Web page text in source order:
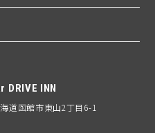
DRIVE INN
道函館市東山2丁目6-1